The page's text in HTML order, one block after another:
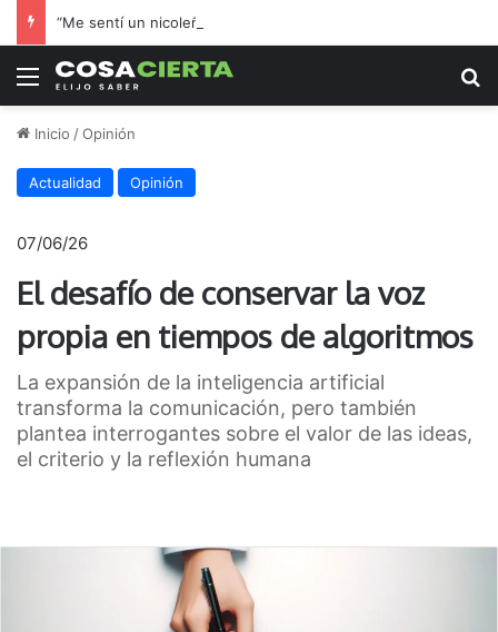
Menú
Inicio /Opinión
Actualidad Opinión
07/06/26
El desafío de conservar la voz
propia en tiempos de algoritmos
La expansión de la inteligencia artificial
transforma la comunicación, pero también
plantea interrogantes sobre el valor de las ideas,
el criterio y la reflexión humana